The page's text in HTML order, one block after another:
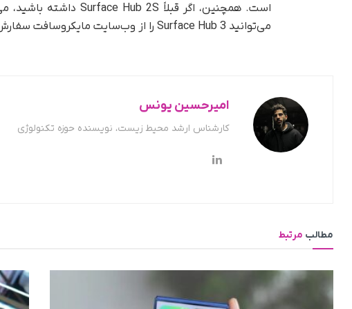
می‌توانید Surface Hub 3 را از وب‌سایت مایکروسافت سفارش دهید.
امیرحسین یونس
کارشناس ارشد محیط زیست، نویسنده حوزه تکنولوژی
مطالب مرتبط